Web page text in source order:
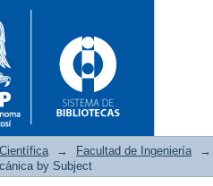
→ Facultad de Ingeniería
→
by Subject